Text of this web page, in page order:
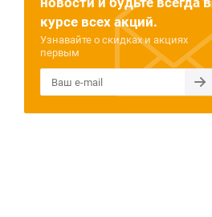
курсе всех акций.
Узнавайте о скидках и акциях
первым